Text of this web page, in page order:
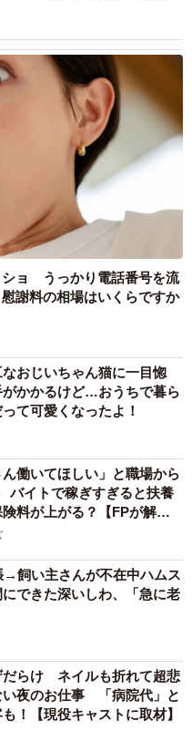
ショ うっかり電話番号を流
謝料の相場はいくらですか
おじいちゃん猫に一目惚
かかるけど…おうちで暮ら
て可愛くなったよ！
ん働いてほしい」と職場から
イトで稼ぎすぎると扶養
料が上がる？【FPが解
→飼い主さんが不在中ハムス
できた深いしわ、「急に老
だらけ ネイルも折れて超悲
夜のお仕事 「病院代」と
！【現役キャストに取材】